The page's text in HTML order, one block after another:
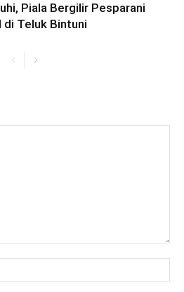
Piala Bergilir Pesparani
di Teluk Bintuni